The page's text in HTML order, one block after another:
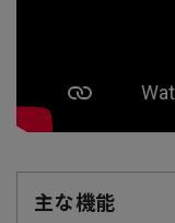
主な機能